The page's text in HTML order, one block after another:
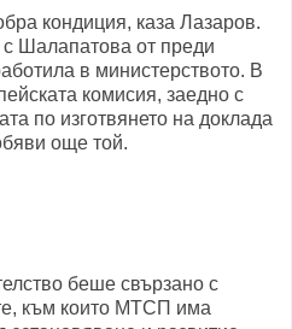
кондиция, каза Лазаров.
Шалапатова от преди
в министерството. В
комисия, заедно с
по изготвянето на доклада
още той.
беше свързано с
към които МТСП има